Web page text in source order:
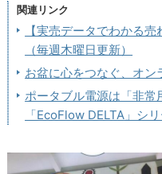
関連リンク
【実売データでわかる
（毎週木曜日更新）
お盆に心をつなぐ、オ
ポータブル電源は「非常
「EcoFlow DELTA」シ